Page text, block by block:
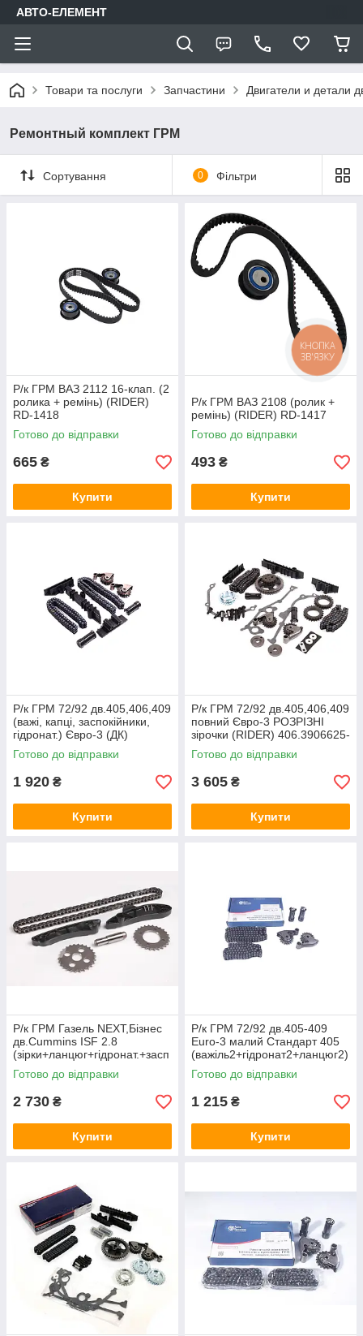
АВТО-ЕЛЕМЕНТ
Товари та послуги Запчастини Двигатели и детали
Ремонтный комплект ГРМ
Сортування 0 Фільтри
Р/к ГРМ ВАЗ 2112 16-клап. (2
ролика + ремінь) (RIDER)
RD-1418
Готово до відправки
665 ₴
Купити
Р/к ГРМ ВАЗ 2108 (ролик +
ремінь) (RIDER) RD-1417
Готово до відправки
493 ₴
Купити
Р/к ГРМ 72/92 дв.405,406,409
(важі, капці, заспокійники,
гідронат.) Євро-3 (ДК)
406.1000115-10
Готово до відправки
1 920 ₴
Купити
Р/к ГРМ 72/92 дв.405,406,409
повний Євро-3 РОЗРІЗНІ
зірочки (RIDER) 406.3906625-
О3-01
Готово до відправки
3 605 ₴
Купити
Р/к ГРМ Газель NEXT,Бізнес
дв.Cummins ISF 2.8
(зірки+ланцюг+гідронат.+засп
ок.) Cummins Investmen Р/К
Готово до відправки
2 730 ₴
Купити
Р/к ГРМ 72/92 дв.405-409
Euro-3 малий Стандарт 405
(важіль2+гідронат2+ланцюг2)
Авто Престиж 406.1000115-
10
Готово до відправки
1 215 ₴
Купити
КНОПКА
ЗВ'ЯЗКУ